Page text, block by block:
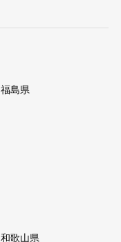
福島県
和歌山県